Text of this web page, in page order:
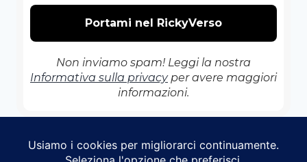
Non inviamo spam! Leggi la nostra
Informativa sulla privacyper avere maggiori
informazioni.